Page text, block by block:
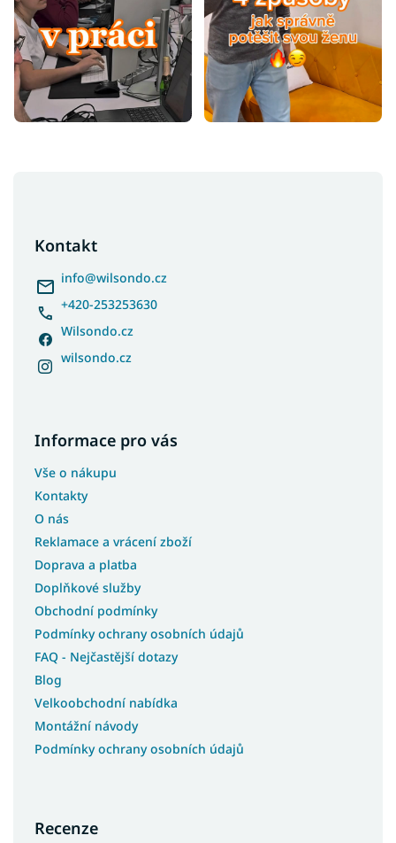
Kontakt
info@wilsondo.cz
+420-253253630
Wilsondo.cz
wilsondo.cz
Informace pro vás
Vše o nákupu
Kontakty
O nás
Reklamace a vrácení zboží
Doprava a platba
Doplňkové služby
Obchodní podmínky
Podmínky ochrany osobních údajů
FAQ - Nejčastější dotazy
Blog
Velkoobchodní nabídka
Montážní návody
Podmínky ochrany osobních údajů
Recenze